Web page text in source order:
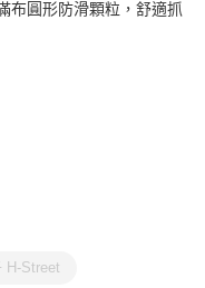
布圓形防滑顆粒，舒適抓
H-Street